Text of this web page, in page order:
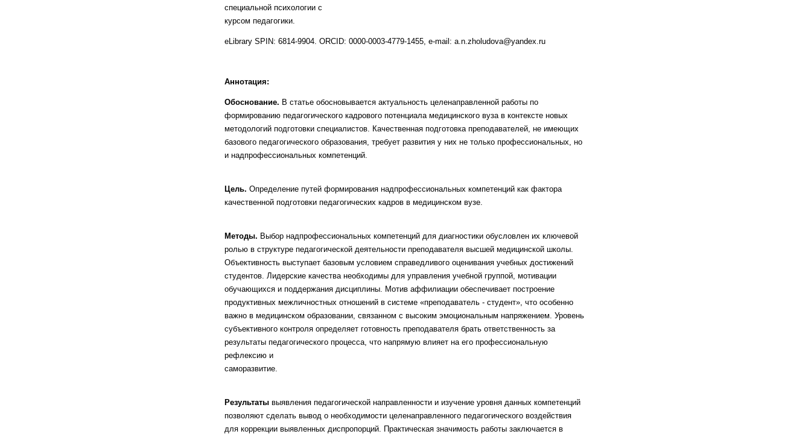
специальной психологии с
курсом педагогики.
eLibrary SPIN: 6814-9904. ORCID: 0000-0003-4779-1455, e-mail: a.n.zholudova@yandex.ru
Аннотация:
Обоснование. В статье обосновывается актуальность целенаправленной работы по
формированию педагогического кадрового потенциала медицинского вуза в контексте новых
методологий подготовки специалистов. Качественная подготовка преподавателей, не имеющих
базового педагогического образования, требует развития у них не только профессиональных, но
и надпрофессиональных компетенций.
Цель. Определение путей формирования надпрофессиональных компетенций как фактора
качественной подготовки педагогических кадров в медицинском вузе.
Методы. Выбор надпрофессиональных компетенций для диагностики обусловлен их ключевой
ролью в структуре педагогической деятельности преподавателя высшей медицинской школы.
Объективность выступает базовым условием справедливого оценивания учебных достижений
студентов. Лидерские качества необходимы для управления учебной группой, мотивации
обучающихся и поддержания дисциплины. Мотив аффилиации обеспечивает построение
продуктивных межличностных отношений в системе «преподаватель - студент», что особенно
важно в медицинском образовании, связанном с высоким эмоциональным напряжением. Уровень
субъективного контроля определяет готовность преподавателя брать ответственность за
результаты педагогического процесса, что напрямую влияет на его профессиональную
рефлексию и
саморазвитие.
Результаты выявления педагогической направленности и изучение уровня данных компетенций
позволяют сделать вывод о необходимости целенаправленного педагогического воздействия
для коррекции выявленных диспропорций. Практическая значимость работы заключается в